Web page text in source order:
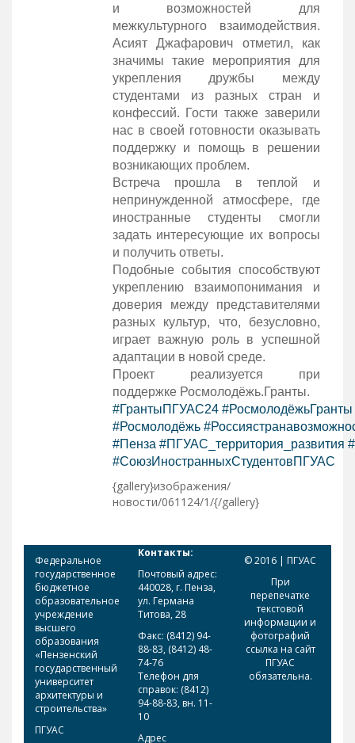
и возможностей для
межкультурного взаимодействия.
Асият Джафарович отметил, как
значимы такие мероприятия для
укрепления дружбы между
студентами из разных стран и
конфессий. Гости также заверили
нас в своей готовности оказывать
поддержку и помощь в решении
возникающих проблем.
Встреча прошла в теплой и
непринужденной атмосфере, где
иностранные студенты смогли
задать интересующие их вопросы
и получить ответы.
Подобные события способствуют
укреплению взаимопонимания и
доверия между представителями
разных культур, что, безусловно,
играет важную роль в успешной
адаптации в новой среде.
Проект реализуется при
поддержке Росмолодёжь.Гранты.
#ГрантыПГУАС24 #РосмолодёжьГранты
#Росмолодёжь
#Пенза #ПГУАС_территория_развития
#СоюзИностранныхСтудентовПГУАС
{gallery}изображения/
новости/061124/1/{/gallery}
Федеральное
государственное
бюджетное
образовательное
учреждение
высшего
образования
«Пензенский
государственный
университет
архитектуры и
строительства»
ПГУАС
Контакты:
Почтовый адрес:
440028, г. Пенза,
ул. Германа
Титова, 28
Факс: (8412) 94-
88-83, (8412) 48-
74-76
Телефон для
справок: (8412)
94-88-83, вн. 11-
10
Адрес
© 2016 | ПГУАС
При
перепечатке
текстовой
информации и
фотографий
ссылка на сайт
ПГУАС
обязательна.